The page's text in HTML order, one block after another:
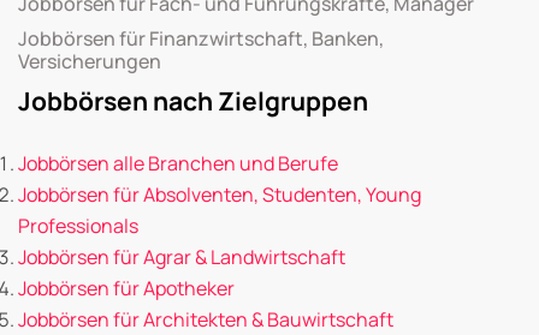
Jobbörsen für Finanzwirtschaft, Banken,
Versicherungen
Jobbörsen nach Zielgruppen
Jobbörsen alle Branchen und Berufe
Jobbörsen für Absolventen, Studenten, Young
Professionals
Jobbörsen für Agrar & Landwirtschaft
Jobbörsen für Apotheker
Jobbörsen für Architekten & Bauwirtschaft